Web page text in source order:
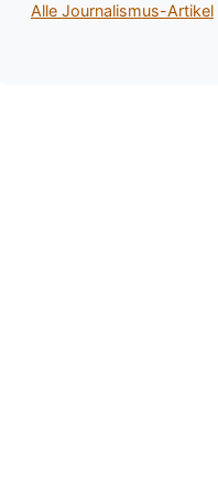
Alle Journalismus-Artikel